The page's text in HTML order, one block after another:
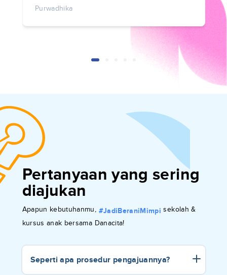
Purwadhika
Pertanyaan yang sering
diajukan
Apapun kebutuhanmu, #JadiBeraniMimpi sekolah &
kursus anak bersama Danacita!
Seperti apa prosedur pengajuannya?